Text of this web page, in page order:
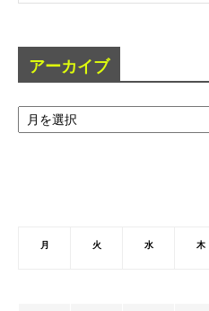
アーカイブ
ア
ー
月 火 水 木